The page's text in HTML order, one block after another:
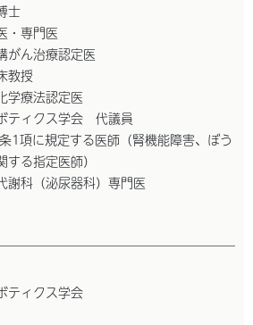
士
・専門医
がん治療認定医
教授
学療法認定医
ティクス学会 代議員
1項に規定する医師（腎機能障害、ぼう
る指定医師）
謝科（泌尿器科）専門医
ティクス学会